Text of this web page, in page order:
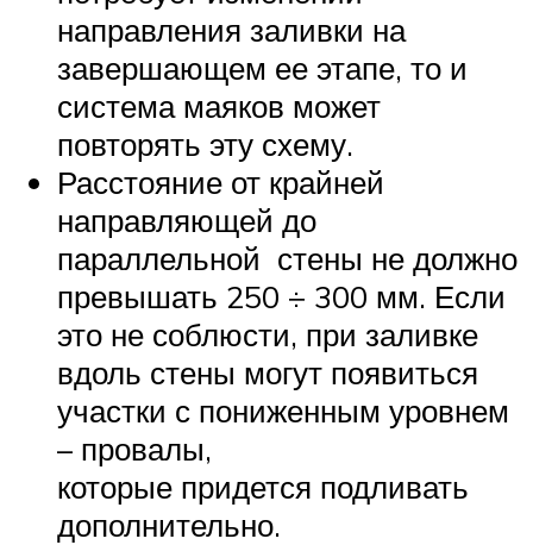
направления заливки на
завершающем ее этапе, то и
система маяков может
повторять эту схему.
Расстояние от крайней
направляющей до
параллельной стены не должно
превышать 250 ÷ 300 мм. Если
это не соблюсти, при заливке
вдоль стены могут появиться
участки с пониженным уровнем
– провалы,
которые придется подливать
дополнительно.